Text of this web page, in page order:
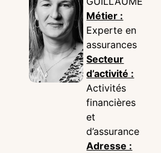
Métier :
Experte en
assurances
Secteur
d’activité :
Activités
financières
et
d’assurance
Adresse :